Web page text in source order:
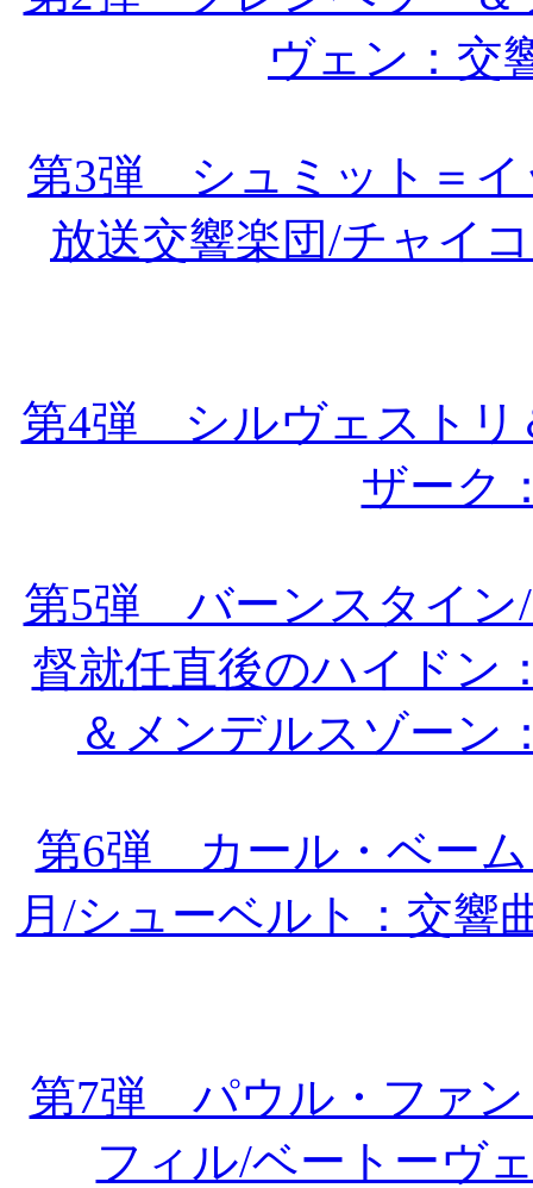
ヴェン：交
第3弾 シュミット＝イ
放送交響楽団/チャイ
第4弾 シルヴェストリ
ザーク
第5弾 バーンスタイン
督就任直後のハイドン
＆メンデルスゾーン
第6弾 カール・ベーム
月/シューベルト：交響
第7弾 パウル・ファン
フィル/ベートーヴ